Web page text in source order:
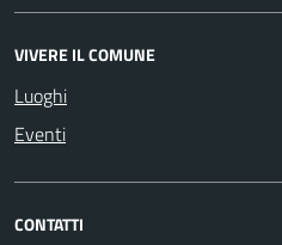
VIVERE IL COMUNE
Luoghi
Eventi
CONTATTI